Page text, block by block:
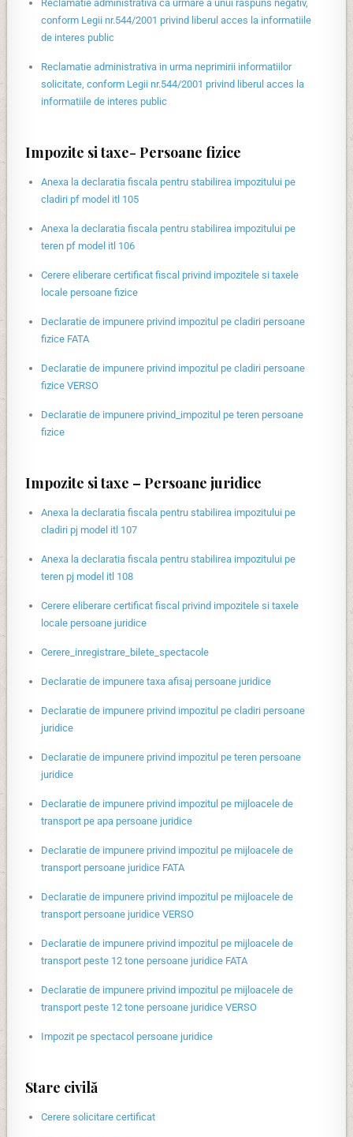
Reclamatie administrativa ca urmare a unui raspuns negativ,
conform Legii nr.544/2001 privind liberul acces la informatiile
de interes public
Reclamatie administrativa in urma neprimirii informatiilor
solicitate, conform Legii nr.544/2001 privind liberul acces la
informatiile de interes public
Impozite si taxe- Persoane fizice
Anexa la declaratia fiscala pentru stabilirea impozitului pe
cladiri pf model itl 105
Anexa la declaratia fiscala pentru stabilirea impozitului pe
teren pf model itl 106
Cerere eliberare certificat fiscal privind impozitele si taxele
locale persoane fizice
Declaratie de impunere privind impozitul pe cladiri persoane
fizice FATA
Declaratie de impunere privind impozitul pe cladiri persoane
fizice VERSO
Declaratie de impunere privind_impozitul pe teren persoane
fizice
Impozite si taxe – Persoane juridice
Anexa la declaratia fiscala pentru stabilirea impozitului pe
cladiri pj model itl 107
Anexa la declaratia fiscala pentru stabilirea impozitului pe
teren pj model itl 108
Cerere eliberare certificat fiscal privind impozitele si taxele
locale persoane juridice
Cerere_inregistrare_bilete_spectacole
Declaratie de impunere taxa afisaj persoane juridice
Declaratie de impunere privind impozitul pe cladiri persoane
juridice
Declaratie de impunere privind impozitul pe teren persoane
juridice
Declaratie de impunere privind impozitul pe mijloacele de
transport pe apa persoane juridice
Declaratie de impunere privind impozitul pe mijloacele de
transport persoane juridice FATA
Declaratie de impunere privind impozitul pe mijloacele de
transport persoane juridice VERSO
Declaratie de impunere privind impozitul pe mijloacele de
transport peste 12 tone persoane juridice FATA
Declaratie de impunere privind impozitul pe mijloacele de
transport peste 12 tone persoane juridice VERSO
Impozit pe spectacol persoane juridice
Stare civilă
Cerere solicitare certificat